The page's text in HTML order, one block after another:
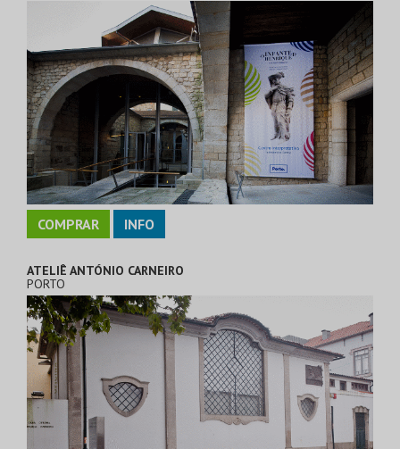
COMPRAR INFO
ATELIÊ ANTÓNIO CARNEIRO
PORTO